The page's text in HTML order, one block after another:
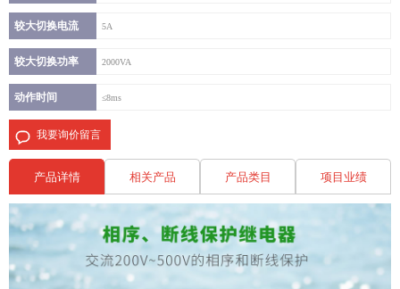
较大切换电流 5A
较大切换功率 2000VA
动作时间 ≤8ms
我要询价留言
产品详情 相关产品 产品类目 项目业绩